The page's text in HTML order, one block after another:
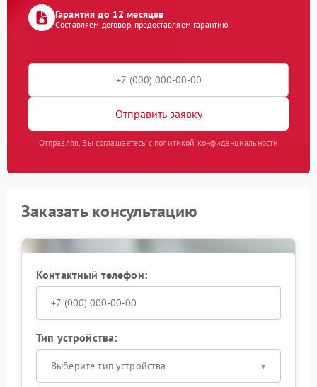
Гарантия до 12 месяцев
Составляем договор, предоставляем гарантию
Отправить заявку
Отправляя, Вы соглашаетесь с политикой конфиденциальности
Заказать консультацию
Контактный телефон:
Тип устройства:
Выберите тип устройства